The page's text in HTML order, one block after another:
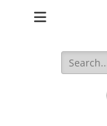
Search
for: